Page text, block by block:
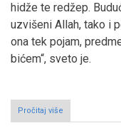
hidže te redžep.
uzvišeni Allah, tako i
ona tek pojam,
bićem“, sveto je.
Pročitaj više
Sveti